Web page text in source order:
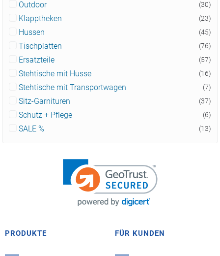
Outdoor (30)
Klapptheken (23)
Hussen (45)
Tischplatten (76)
Ersatzteile (57)
Stehtische mit Husse (16)
Stehtische mit Transportwagen (7)
Sitz-Garnituren (37)
Schutz + Pflege (6)
SALE % (13)
PRODUKTE FÜR KUNDEN